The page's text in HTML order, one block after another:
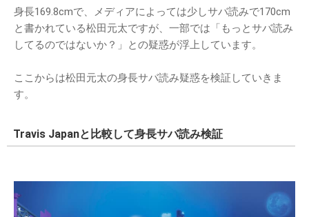
身長169.8cmで、メディアによっては少しサバ読みで170cm
と書かれている松田元太ですが、一部では「もっとサバ読み
してるのではないか？」との疑惑が浮上しています。
ここからは松田元太の身長サバ読み疑惑を検証していきま
す。
Travis Japanと比較して身長サバ読み検証